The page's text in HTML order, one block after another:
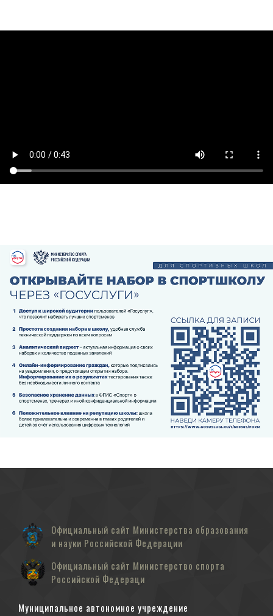
Официальный сайт Министерства образования
и науки Российской Федерации
Официальный сайт Министерство спорта
Российской Федераци
Муниципальное автономное учреждение